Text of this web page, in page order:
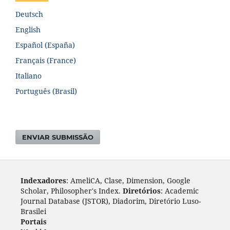
Deutsch
English
Español (España)
Français (France)
Italiano
Português (Brasil)
ENVIAR SUBMISSÃO
Indexadores: AmeliCA, Clase, Dimension, Google
Scholar, Philosopher's Index. Diretórios: Academic
Journal Database (JSTOR), Diadorim, Diretório Luso-
Brasileiro, DOAJ, Journal 4 free, ROAD, Socol@ar.
Portais